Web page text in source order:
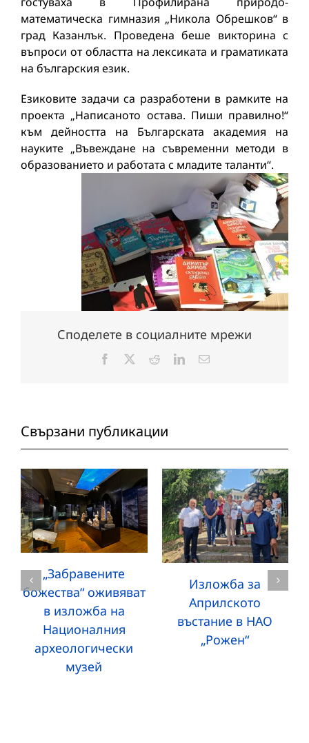
математическа гимназия „Никола Обрешков“ в
град Казанлък. Проведена беше викторина с
въпроси от областта на лексиката и граматиката
на българския език.
Езиковите задачи са разработени в рамките на
проекта „Написаното остава. Пиши правилно!“
към дейността на Българската академия на
науките „Въвеждане на съвременни методи в
образованието и работата с младите таланти“.
Споделете в социалните мрежи
Facebook RedditLinkedInЕлектронна
Свързани публикации
„Забравените
божества“ оживяват
в изложба на
Националния
археологически
музей
Изложба за
Априлското
въстание в НАО
„Рожен“